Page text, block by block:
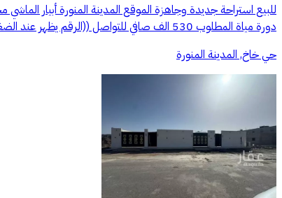
دورة مياة المطلوب 530 الف صافي للتواصل ((الرقم يظهر عند الضغط على اتصال))
حي خاخ, المدينة المنورة